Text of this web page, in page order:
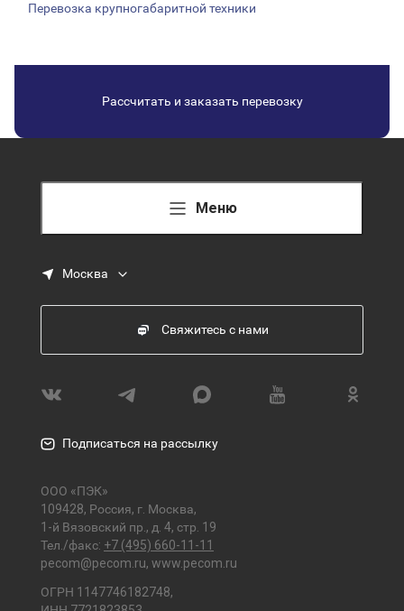
Перевозка крупногабаритной техники
Рассчитать и заказать перевозку
Меню
Москва
Свяжитесь с нами
Подписаться на рассылку
ООО «ПЭК»
109428, Россия, г. Москва,
1-й Вязовский пр., д. 4, стр. 19
Тел./факс: +7 (495) 660-11-11
pecom@pecom.ru, www.pecom.ru
ОГРН 1147746182748,